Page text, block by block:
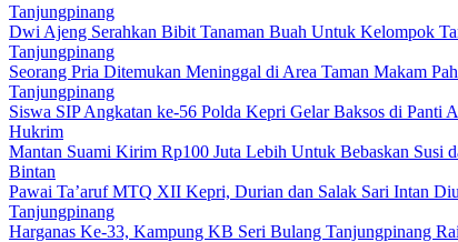
Tanjungpinang
Dwi Ajeng Serahkan Bibit Tanaman Buah Untuk Kelompok
Tanjungpinang
Seorang Pria Ditemukan Meninggal di Area Taman Makam
Tanjungpinang
Siswa SIP Angkatan ke-56 Polda Kepri Gelar Baksos di Panti
Hukrim
Mantan Suami Kirim Rp100 Juta Lebih Untuk Bebaskan Susi
Bintan
Pawai Ta’aruf MTQ XII Kepri, Durian dan Salak Sari Intan
Tanjungpinang
Harganas Ke-33, Kampung KB Seri Bulang Tanjungpinang